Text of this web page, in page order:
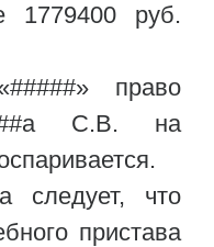
1779400 руб.
право
С.В. на
следует, что
пристава